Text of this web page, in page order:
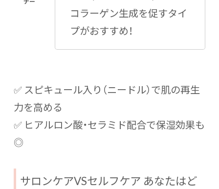
コラーゲン生成を促すタイ
プがおすすめ！
✅ スピキュール入り（ニードル）で肌の再生
力を高める
✅ ヒアルロン酸・セラミド配合で保湿効果も
◎
サロンケアVSセルフケア あなたはど